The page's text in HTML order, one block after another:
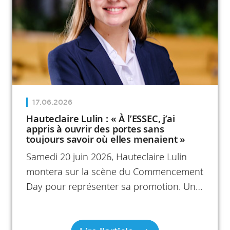
multipliant les expériences et en
s'appuyant sur la force de sa
communauté.
17.06.2026
Hauteclaire Lulin : « À l’ESSEC, j’ai
appris à ouvrir des portes sans
toujours savoir où elles menaient »
Samedi 20 juin 2026, Hauteclaire Lulin
montera sur la scène du Commencement
Day pour représenter sa promotion. Un